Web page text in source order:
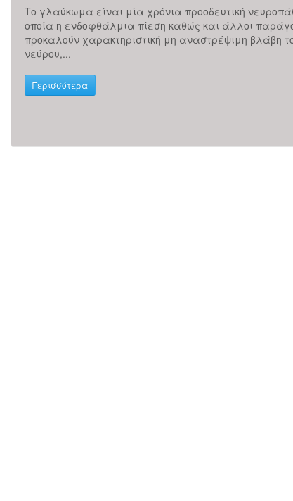
Το γλαύκωμα είναι μία χρόνια προοδευτική
οποία η ενδοφθάλμια πίεση καθώς και άλλοι
προκαλούν χαρακτηριστική μη αναστρέψιμη βλάβη
νεύρου,...
Περισσότερα